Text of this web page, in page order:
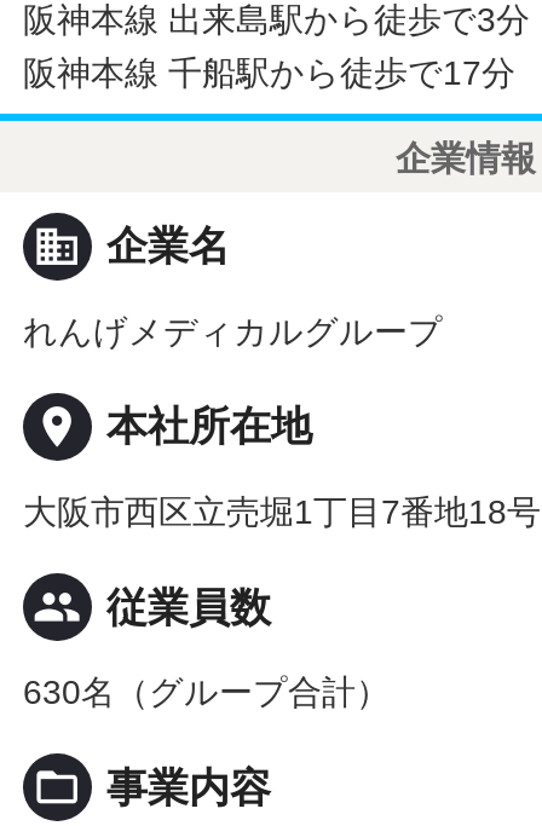
阪神本線 出来島駅から徒歩で3分
阪神本線 千船駅から徒歩で17分
企業情報
business 企業名
れんげメディカルグループ
place 本社所在地
大阪市西区立売堀1丁目7番地18
people 従業員数
630名（グループ合計）
folder_open 事業内容